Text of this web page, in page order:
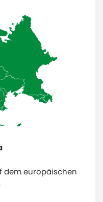
dem europäischen